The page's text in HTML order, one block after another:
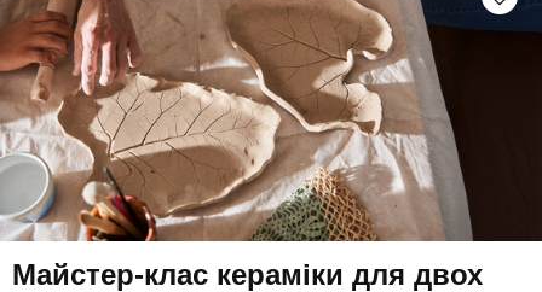
Майстер-клас кераміки для двох